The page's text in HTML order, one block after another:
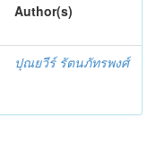
Author(s)
ปุณยวีร์ รัตนภัทรพงศ์